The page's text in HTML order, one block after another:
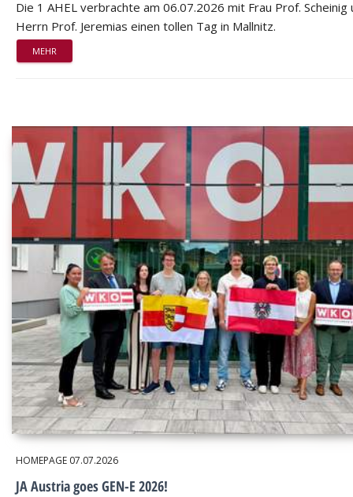
Die 1 AHEL verbrachte am 06.07.2026 mit Frau Prof. Scheinig
Herrn Prof. Jeremias einen tollen Tag in Mallnitz.
MEHR
HOMEPAGE 07.07.2026
JA Austria goes GEN-E 2026!